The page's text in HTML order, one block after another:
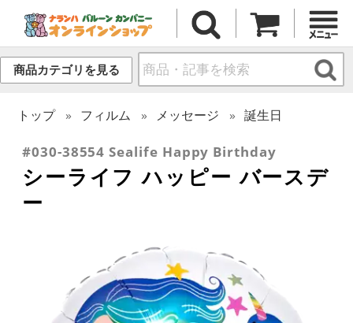
商品カテゴリを見る
トップ フィルム メッセージ 誕生日
#030-38554 Sealife Happy Birthday
シーライフ ハッピー バースデ
ー